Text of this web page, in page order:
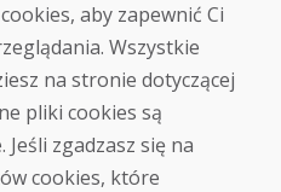
aby zapewnić Ci
Wszystkie
na stronie dotyczącej
pliki cookies są
Jeśli zgadzasz się na
cookies, które